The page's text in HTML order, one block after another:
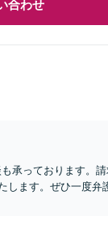
合わせ
承っております。請
します。ぜひ一度弁